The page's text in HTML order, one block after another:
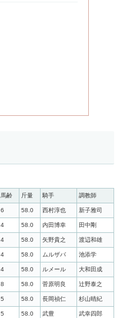
馬齢 斤量 騎手 調教師
6 58.0 西村淳也 新子雅司
4 58.0 内田博幸 田中剛
4 58.0 矢野貴之 渡辺和雄
4 58.0 ムルザバ 池添学
4 58.0 ルメール 大和田成
8 58.0 菅原明良 辻野泰之
5 58.0 長岡禎仁 杉山晴紀
5 58.0 武豊 武幸四郎